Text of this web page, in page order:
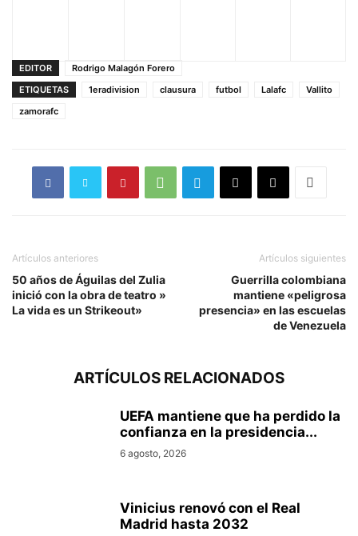
EDITOR
Rodrigo Malagón Forero
ETIQUETAS
1eradivision clausura futbol Lalafc
Vallito
zamorafc
Artículos anteriores
50 años de Águilas del Zulia
inició con la obra de teatro »
La vida es un Strikeout»
Artículos siguientes
Guerrilla colombiana
mantiene «peligrosa
presencia» en las escuelas
de Venezuela
ARTÍCULOS RELACIONADOS
UEFA mantiene que ha perdido la
confianza en la presidencia...
6 agosto, 2026
Vinicius renovó con el Real
Madrid hasta 2032